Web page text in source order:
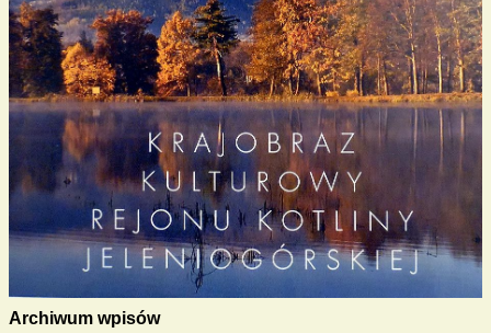
Archiwum wpisów